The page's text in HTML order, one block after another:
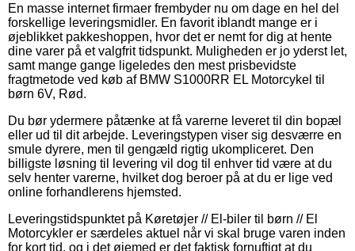
En masse internet firmaer frembyder nu om dage en hel del
forskellige leveringsmidler. En favorit iblandt mange er i
øjeblikket pakkeshoppen, hvor det er nemt for dig at hente
dine varer på et valgfrit tidspunkt. Muligheden er jo yderst let,
samt mange gange ligeledes den mest prisbevidste
fragtmetode ved køb af BMW S1000RR EL Motorcykel til
børn 6V, Rød.
Du bør ydermere påtænke at få varerne leveret til din bopæl
eller ud til dit arbejde. Leveringstypen viser sig desværre en
smule dyrere, men til gengæld rigtig ukompliceret. Den
billigste løsning til levering vil dog til enhver tid være at du
selv henter varerne, hvilket dog beroer på at du er lige ved
online forhandlerens hjemsted.
Leveringstidspunktet på Køretøjer // El-biler til børn // El
Motorcykler er særdeles aktuel når vi skal bruge varen inden
for kort tid, og i det øjemed er det faktisk fornuftigt at du